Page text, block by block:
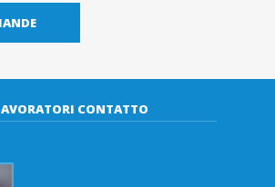
CONTATTO